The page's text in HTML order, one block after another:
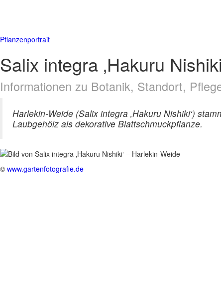
Pflanzenportrait
Salix integra ‚Hakuru
Informationen zu Botanik, Standort,
Harlekin-Weide (Salix integra ‚Hakuru Nishiki‘)
Laubgehölz als dekorative Blattschmuckpflanze.
© www.gartenfotografie.de